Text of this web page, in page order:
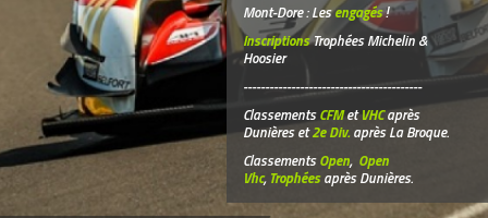
Mont-Dore : Lesengagés!
InscriptionsTrophées Michelin &
Hoosier
-----------------------------------------
ClassementsCFMetVHCaprès
Dunières et2e Div. après La Broque.
ClassementsOpen, Open
Vhc, Trophéesaprès Dunières.